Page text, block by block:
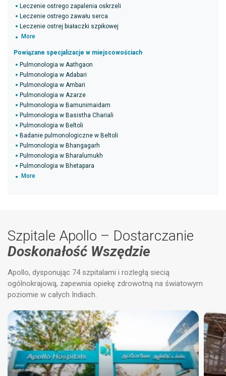
Leczenie ostrego zapalenia oskrzeli
Leczenie ostrego zawału serca
Leczenie ostrej białaczki szpikowej
More
Powiązane specjalizacje w miejscowościach
Pulmonologia w Aathgaon
Pulmonologia w Adabari
Pulmonologia w Ambari
Pulmonologia w Azarze
Pulmonologia w Bamunimaidam
Pulmonologia w Basistha Chariali
Pulmonologia w Beltoli
Badanie pulmonologiczne w Beltoli
Pulmonologia w Bhangagarh
Pulmonologia w Bharalumukh
Pulmonologia w Bhetapara
More
Szpitale Apollo – Dostarczanie
Doskonałość Wszędzie
Apollo, dysponując 74 szpitalami i rozległą siecią
ogólnokrajową, zapewnia opiekę zdrowotną na światowym
poziomie w całych Indiach.